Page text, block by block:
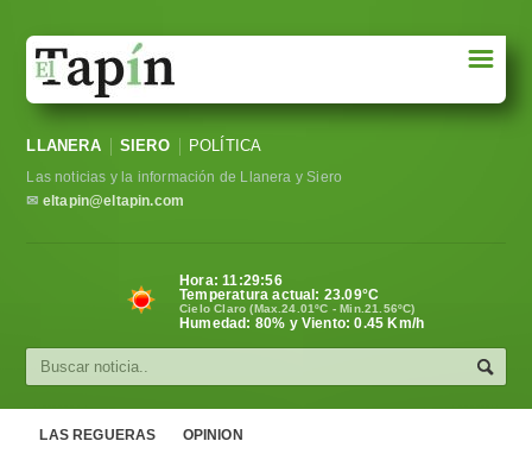
Sociedad
Política
Cultura
☰
LLANERA SIERO POLÍTICA
Las noticias y la información de Llanera y Siero
✉ eltapin@eltapin.com
Hora:11:29:56
Temperatura actual: 23.09°C
Cielo Claro (Max.24.01ºC - Min.21.56ºC)
Humedad: 80% y Viento: 0.45 Km/h
LAS REGUERAS OPINION